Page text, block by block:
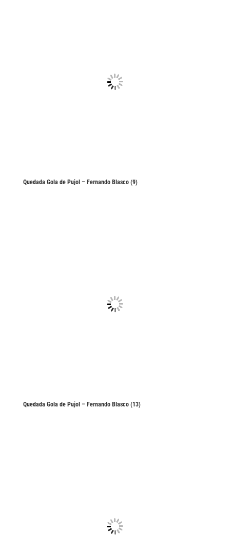
Quedada Gola de Pujol – Fernando Blasco (9)
Quedada Gola de Pujol – Fernando Blasco (13)